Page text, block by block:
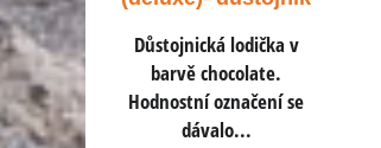
v
se
Důstojnická lodička v
barvě chocolate.
Hodnostní označení se
dávalo...